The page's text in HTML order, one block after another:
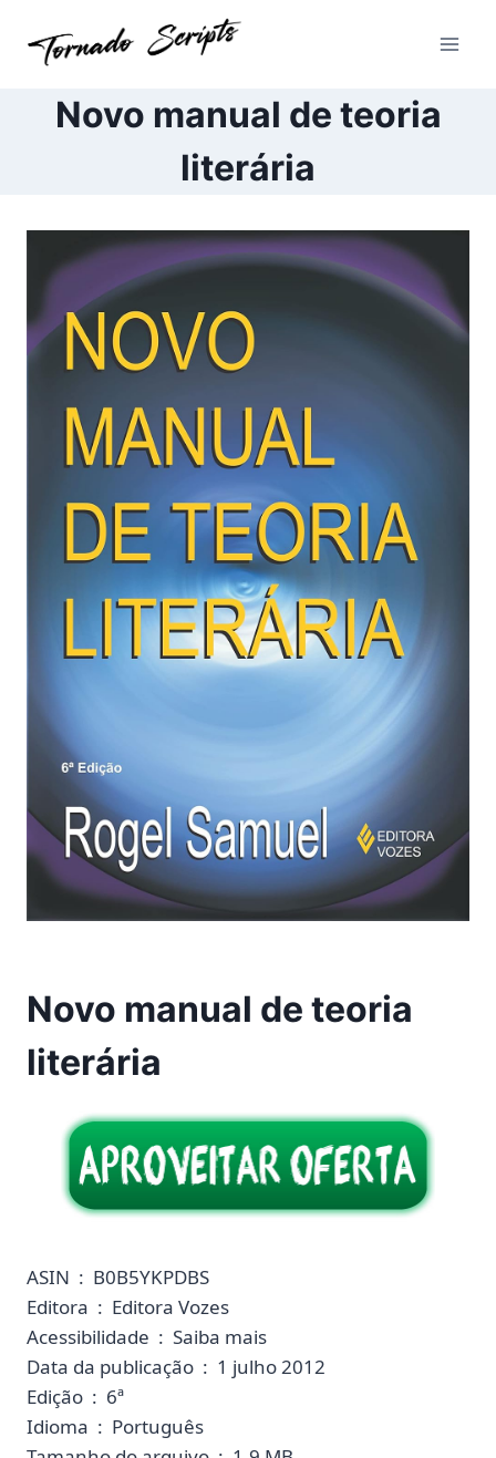
para
ConteúdoNovo manual de teoria
literária
Novo manual de teoria
literária
ASIN ‏ : ‎ B0B5YKPDBS
Editora ‏ : ‎ Editora Vozes
Acessibilidade ‏ : ‎ Saiba mais
Data da publicação ‏ : ‎ 1 julho 2012
Edição ‏ : ‎ 6ª
Idioma ‏ : ‎ Português